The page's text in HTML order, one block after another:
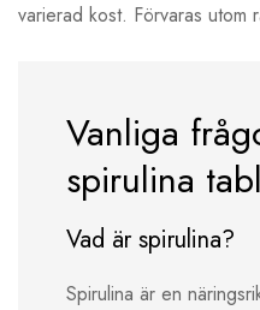
varierad kost. Förvaras utom
Vanliga
spirulina
Vad är spirulina?
Spirulina är en